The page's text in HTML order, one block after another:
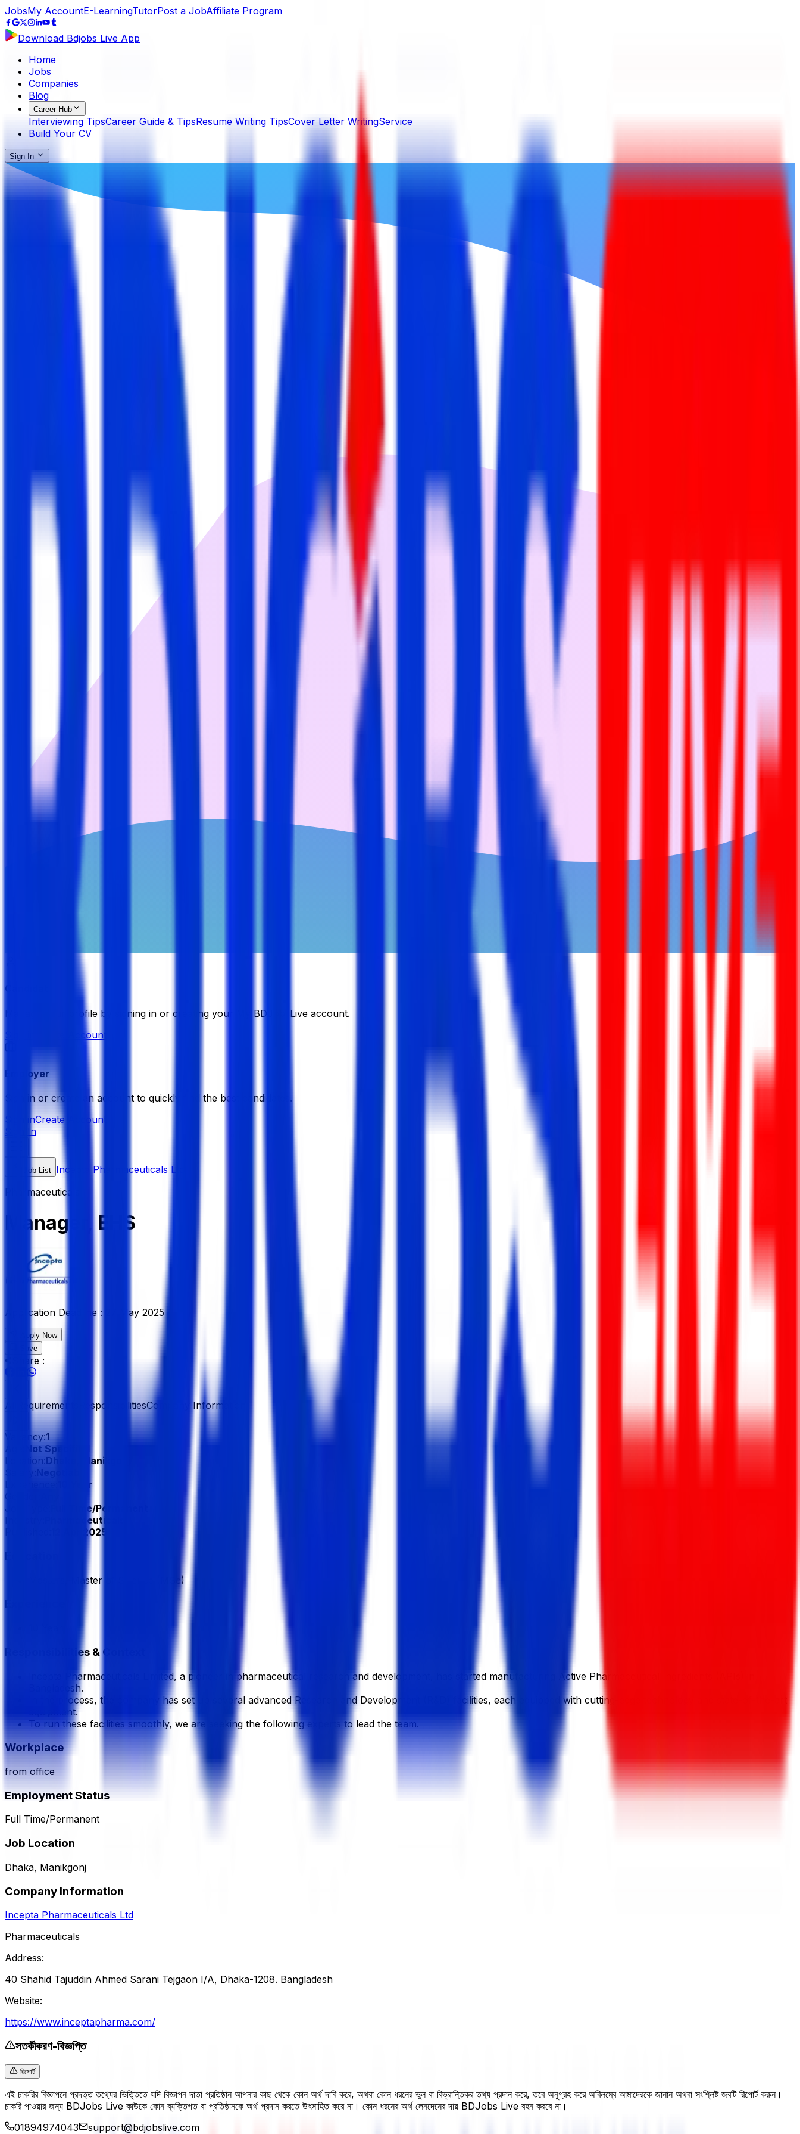
JobsMy AccountE-LearningTutorPost a JobAffiliate Program
Download Bdjobs Live App
Home
Jobs
Companies
Blog
Career Hub
Interviewing TipsCareer Guide & TipsResume Writing TipsCover Letter WritingService
Build Your CV
Sign In
Candidate
Manage your profile by signing in or creating your My BDJobsLive account.
Create Account
Employer
Sign in or create an account to quickly find the best candidates.
Sign inCreate Account
Sign In
Job List Incepta Pharmaceuticals Ltd
Pharmaceuticals
Manager, EHS
Application Deadline : 27 May 2025
Apply Now
Save
Share :
All Requirements ResponsibilitiesCompany Information
Vacancy:1
Age:
Not Specified
Location:Dhaka, Manikgonj
Negotiable
10 Year
Gender:
Job Type:
Full Time/Permanent
Pharmaceuticals
12 Apr 2025
Education
Masters, Master of Science (MSc)
Experience
Responsibilities & Context
lncepta Pharmaceuticals Limited, a pioneer in pharmaceutical research and development, has started manufacturing Active Pharmaceutical Ingredients (APIs) in
Bangladesh.
In the process, the company has set up several advanced Research and Development (R&D) facilities, each equipped with cutting-edge technology and state-of-the-art
equipment.
To run these facilities smoothly, we are seeking the following experts to lead the team.
Workplace
from office
Employment Status
Full Time/Permanent
Job Location
Dhaka, Manikgonj
Company Information
Incepta Pharmaceuticals Ltd
Pharmaceuticals
Address:
40 Shahid Tajuddin Ahmed Sarani Tejgaon I/A, Dhaka-1208. Bangladesh
Website:
https://www.inceptapharma.com/
সতর্কীকরণ-বিজ্ঞপ্তি
রিপোর্ট
এই চাকরির বিজ্ঞাপনে প্রদত্ত তথ্যের ভিত্তিতে যদি বিজ্ঞাপন দাতা প্রতিষ্ঠান আপনার কাছ থেকে কোন অর্থ দাবি করে, অথবা কোন ধরনের ভুল বা বিভ্রান্তিকর তথ্য প্রদান করে, তবে অনুগ্রহ করে অবিলম্বে আমাদেরকে জানান অথবা সংশ্লিষ্ট জবটি রিপোর্ট করুন।
চাকরি পাওয়ার জন্য BDJobs Live কাউকে কোন ব্যক্তিগত বা প্রতিষ্ঠানকে অর্থ প্রদান করতে উৎসাহিত করে না। কোন ধরনের অর্থ লেনদেনের দায় BDJobs Live বহন করবে না।
01894974043
support@bdjobslive.com